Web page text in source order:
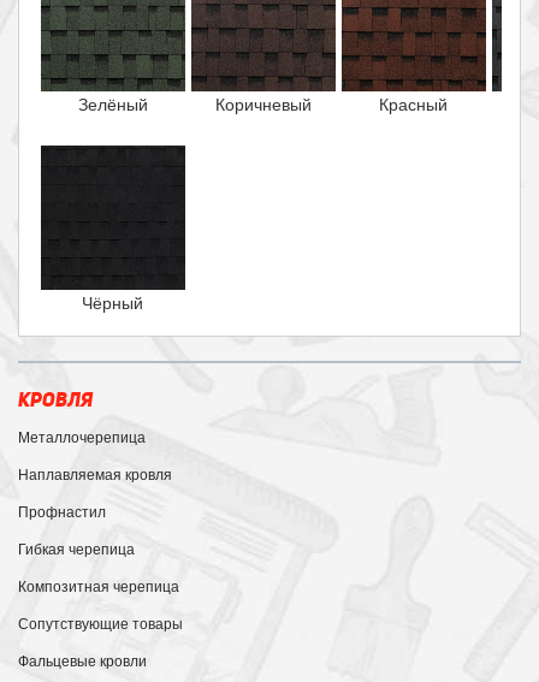
Зелёный Коричневый Красный
Чёрный
КРОВЛЯ
Металлочерепица
Наплавляемая кровля
Профнастил
Гибкая черепица
Композитная черепица
Сопутствующие товары
Фальцевые кровли